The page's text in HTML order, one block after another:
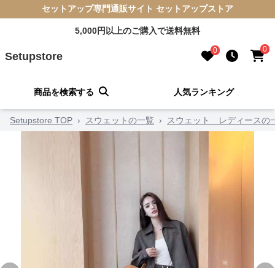
セットアップ専門通販サイト セットアップストア
5,000円以上のご購入で送料無料
Setupstore 0 0
商品を検索する 人気ランキング
Setupstore TOP › スウェットの一覧 › スウェット レディースの